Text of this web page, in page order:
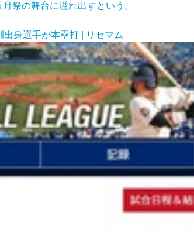
祭の舞台に溢れ出すという。
身選手が本塁打 | リセマム